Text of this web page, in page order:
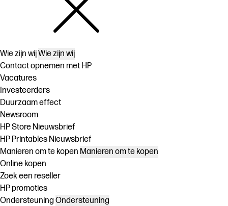
Wie zijn wijWie zijn wij
Contact opnemen met HP
Vacatures
Investeerders
Duurzaam effect
Newsroom
HP Store Nieuwsbrief
HP Printables Nieuwsbrief
Manieren om te kopen Manieren om te kopen
Online kopen
Zoek een reseller
HP promoties
Ondersteuning Ondersteuning